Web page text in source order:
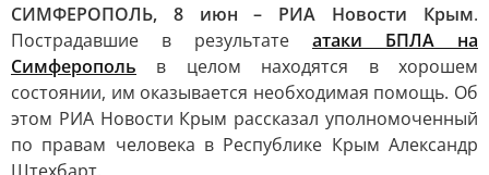
СИМФЕРОПОЛЬ, 8 июн – РИА Новости Крым.
Пострадавшие в результате атаки БПЛА на
Симферополь в целом находятся в хорошем
состоянии, им оказывается необходимая помощь. Об
этом РИА Новости Крым рассказал уполномоченный
по правам человека в Республике Крым Александр